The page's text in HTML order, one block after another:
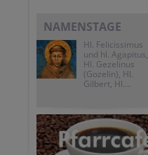
NAMENSTAGE
Hl. Felicissimus
und hl. Agapitus,
Hl. Gezelinus
(Gozelin), Hl.
Gilbert, Hl....